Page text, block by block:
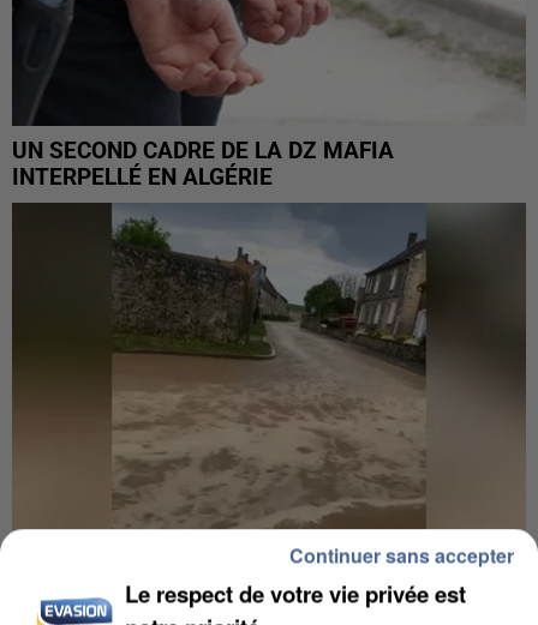
UN SECOND CADRE DE LA DZ MAFIA
INTERPELLÉ EN ALGÉRIE
UNE TOURISTE DE L’OISE EMPORTÉE PAR UNE
Le respect de votre vie privée est
Continuer sans accepter